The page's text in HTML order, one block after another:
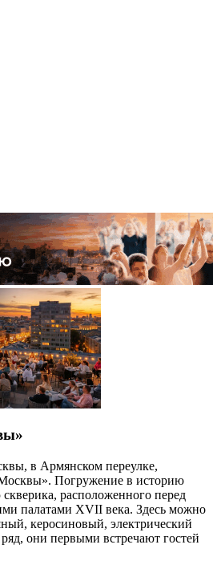
в Армянском переулке,
Погружение в историю
скверика, расположенного перед
палатами XVII века. Здесь можно
керосиновый, электрический
они первыми встречают гостей